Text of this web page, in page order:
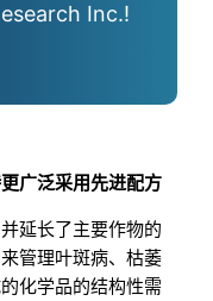
Inc.!
广泛采用先进配方
延长了主要作物的
管理叶斑病、枯萎
化学品的结构性需